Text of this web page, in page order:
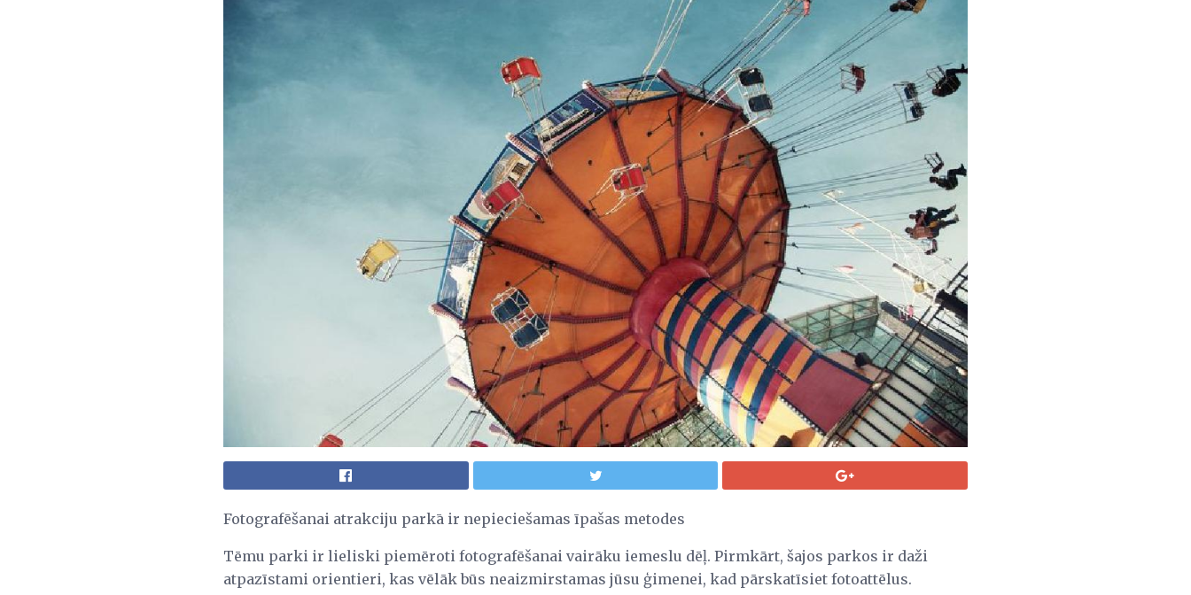
Fotografēšanai atrakciju parkā ir nepieciešamas īpašas metodes
Tēmu parki ir lieliski piemēroti fotografēšanai vairāku iemeslu dēļ. Pirmkārt, šajos parkos ir daži
atpazīstami orientieri, kas vēlāk būs neaizmirstamas jūsu ģimenei, kad pārskatīsiet fotoattēlus.